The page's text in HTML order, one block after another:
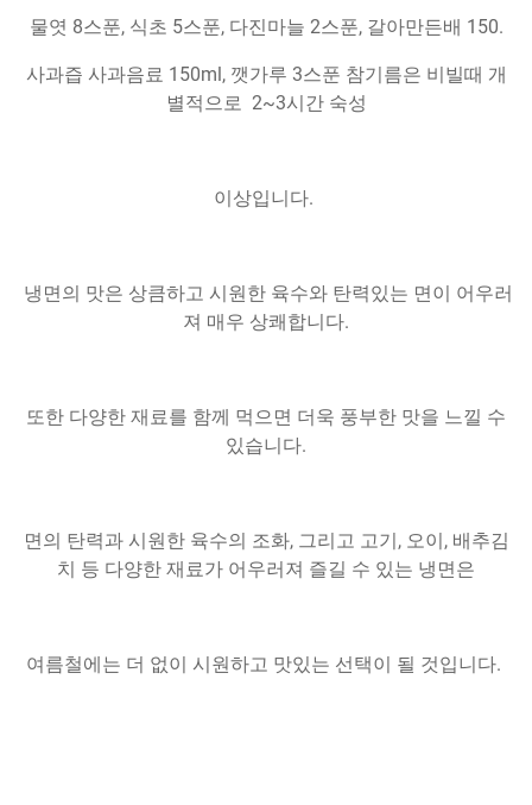
물엿 8스푼, 식초 5스푼, 다진마늘 2스푼, 갈아만든배 150.
사과즙 사과음료 150ml, 깻가루 3스푼 참기름은 비빌때 개
별적으로 2~3시간 숙성
이상입니다.
냉면의 맛은 상큼하고 시원한 육수와 탄력있는 면이 어우러
져 매우 상쾌합니다.
또한 다양한 재료를 함께 먹으면 더욱 풍부한 맛을 느낄 수
있습니다.
면의 탄력과 시원한 육수의 조화, 그리고 고기, 오이, 배추김
치 등 다양한 재료가 어우러져 즐길 수 있는 냉면은
여름철에는 더 없이 시원하고 맛있는 선택이 될 것입니다.